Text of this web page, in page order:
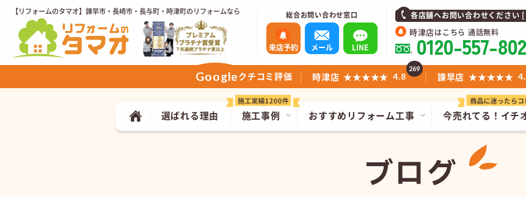
【リフォームのタマオ】諫早市・長崎市・長与町・時津町のリフォームなら 総合お問い合わせ窓口
来店予約 メール LINE
各店舗へお問い合わせくださ
時津店はこちら 通話無料
0120-557-802
今売れてる！ イチ
施工事例 おすすめリフォーム工事
選ばれる理由
Googleクチコミ評価 時津店 ★★★★★ 4.8
269
諫早店 ★★★★★
ブログ